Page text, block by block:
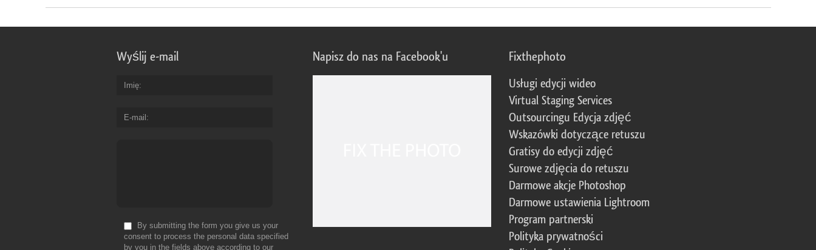
Wyślij e-mail
Imię
E-mail
By submitting the form you give us your
consent to process the personal data specified
by you in the fields above according to our
Napisz do nas na Facebook'u Fixthephoto
Usługi edycji wideo
Virtual Staging Services
Outsourcingu Edycja zdjęć
Wskazówki dotyczące retuszu
Gratisy do edycji zdjęć
Surowe zdjęcia do retuszu
Darmowe akcje Photoshop
Darmowe ustawienia Lightroom
Program partnerski
Polityka prywatności